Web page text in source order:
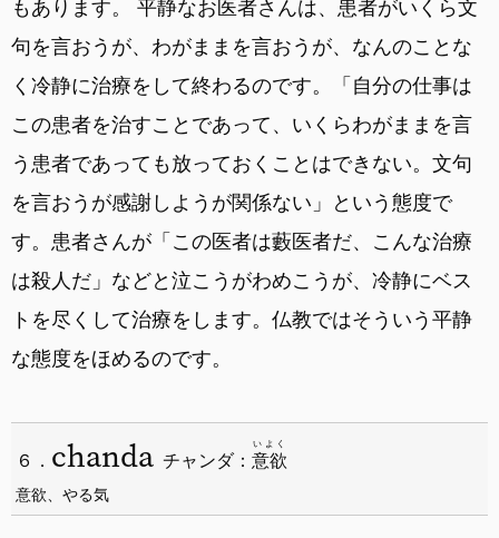
もあります。 平静なお医者さんは、患者がいくら文
句を言おうが、わがままを言おうが、なんのことな
く冷静に治療をして終わるのです。「自分の仕事は
この患者を治すことであって、いくらわがままを言
う患者であっても放っておくことはできない。文句
を言おうが感謝しようが関係ない」という態度で
す。患者さんが「この医者は藪医者だ、こんな治療
は殺人だ」などと泣こうがわめこうが、冷静にベス
トを尽くして治療をします。仏教ではそういう平静
な態度をほめるのです。
チャンダ： 意欲
いよく
６． chanda
意欲、やる気